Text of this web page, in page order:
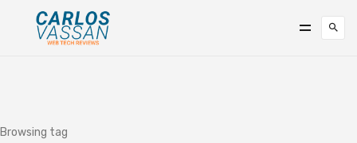
Browsing tag